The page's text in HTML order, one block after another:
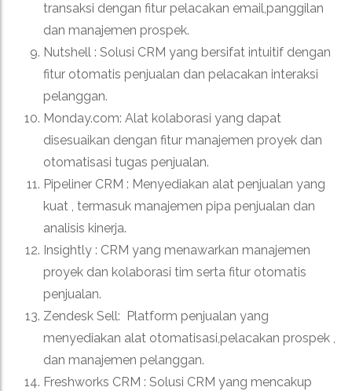
transaksi dengan fitur pelacakan email,panggilan
dan manajemen prospek.
Nutshell : Solusi CRM yang bersifat intuitif dengan
fitur otomatis penjualan dan pelacakan interaksi
pelanggan.
Monday.com: Alat kolaborasi yang dapat
disesuaikan dengan fitur manajemen proyek dan
otomatisasi tugas penjualan.
Pipeliner CRM : Menyediakan alat penjualan yang
kuat , termasuk manajemen pipa penjualan dan
analisis kinerja.
Insightly : CRM yang menawarkan manajemen
proyek dan kolaborasi tim serta fitur otomatis
penjualan.
Zendesk Sell: Platform penjualan yang
menyediakan alat otomatisasi,pelacakan prospek ,
dan manajemen pelanggan.
Freshworks CRM : Solusi CRM yang mencakup